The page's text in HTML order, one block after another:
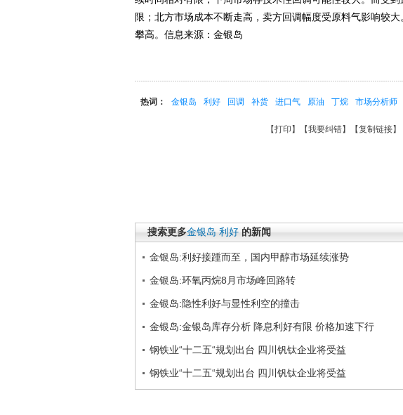
限；北方市场成本不断走高，卖方回调幅度受原料气影响较
攀高。信息来源：金银岛
热词： 金银岛 利好 回调 补货 进口气 原油 丁烷 市场分析师
【打印 】【我要纠错】【复制链接】
搜索更多金银岛 利好 的新闻
金银岛:利好接踵而至，国内甲醇市场延续涨势
金银岛:环氧丙烷8月市场峰回路转
金银岛:隐性利好与显性利空的撞击
金银岛:金银岛库存分析 降息利好有限 价格加速下行
钢铁业“十二五“规划出台 四川钒钛企业将受益
钢铁业“十二五“规划出台 四川钒钛企业将受益